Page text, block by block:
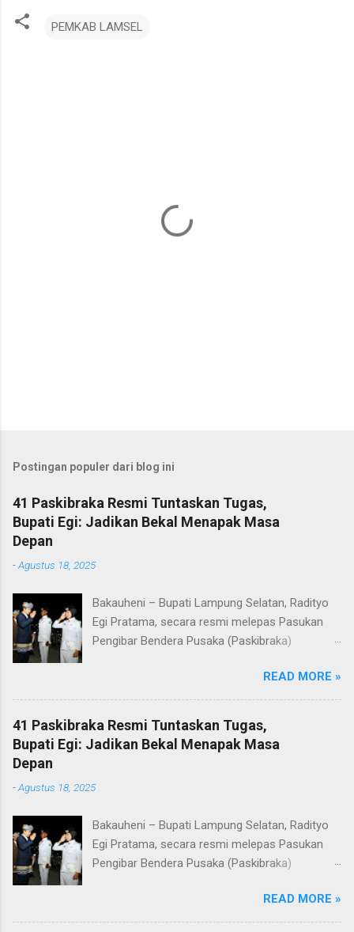
PEMKAB LAMSEL
Postingan populer dari blog ini
41 Paskibraka Resmi Tuntaskan Tugas,
Bupati Egi: Jadikan Bekal Menapak Masa
Depan
-Agustus 18, 2025
Bakauheni – Bupati Lampung Selatan, Radityo
Egi Pratama, secara resmi melepas Pasukan
Pengibar Bendera Pusaka (Paskibraka)
Pelepasan dilakukan usai upacara penurunan
bendera di Lapangan Menara Siger, Bakauheni,
Minggu malam (17/8/2025). Sebanyak 41
anggota Paskibraka yang sebelumnya sukses
mengibarkan Sang Saka Merah Putih pada
Indonesia di Kabupaten Lampung Selatan, kini
dengan penuh apresiasi atas dedikasi, disiplin,
dan semangat kebangsaan yang ditunjukkan
sepanjang rangkaian acara. Dalam
bangga dan terima kasih kepada seluruh
anggota Paskibraka, jajaran Forkopimda, Ketua
READ MORE »
41 Paskibraka Resmi Tuntaskan Tugas,
Bupati Egi: Jadikan Bekal Menapak Masa
Depan
-Agustus 18, 2025
Bakauheni – Bupati Lampung Selatan, Radityo
Egi Pratama, secara resmi melepas Pasukan
Pengibar Bendera Pusaka (Paskibraka)
Pelepasan dilakukan usai upacara penurunan
bendera di Lapangan Menara Siger, Bakauheni,
READ MORE »